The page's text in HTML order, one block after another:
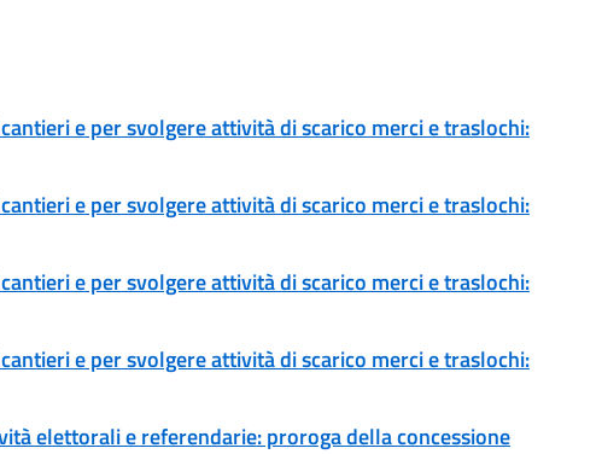
e per svolgere attività di scarico merci e traslochi:
e per svolgere attività di scarico merci e traslochi:
e per svolgere attività di scarico merci e traslochi:
e per svolgere attività di scarico merci e traslochi:
elettorali e referendarie: proroga della concessione